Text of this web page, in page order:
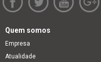
Quem somos
Empresa
Atualidade